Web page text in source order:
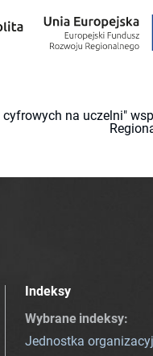
na uczelni"
Indeksy
Wybrane indeksy:
Jednostka